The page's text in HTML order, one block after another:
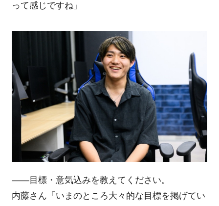
って感じですね」
――目標・意気込みを教えてください。
内藤さん「いまのところ大々的な目標を掲げてい